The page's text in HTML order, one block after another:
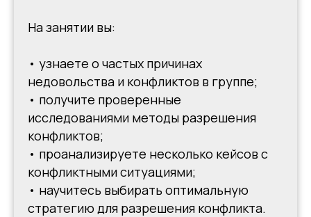
На занятии вы:
• узнаете о частых причинах
недовольства и конфликтов в группе;
• получите проверенные
исследованиями методы разрешения
конфликтов;
• проанализируете несколько кейсов с
конфликтными ситуациями;
• научитесь выбирать оптимальную
стратегию для разрешения конфликта.